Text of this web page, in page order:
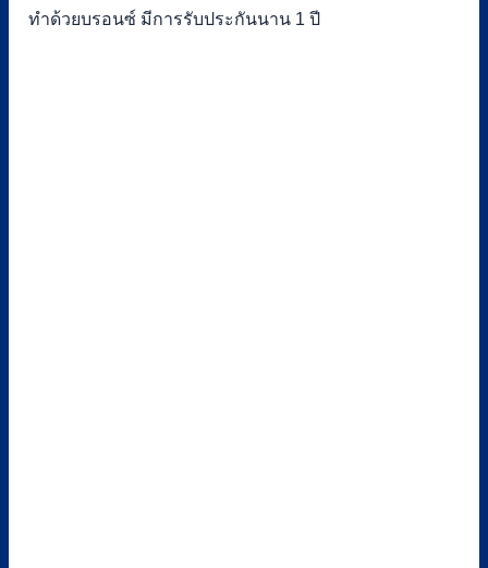
ทำด้วยบรอนซ์ มีการรับประกันนาน 1 ปี